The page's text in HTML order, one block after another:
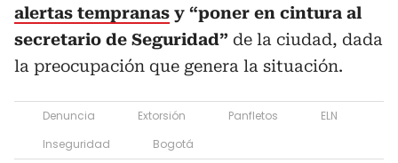
alertas tempranas y “poner en cintura al
secretario de Seguridad” de la ciudad, dada
la preocupación que genera la situación.
Denuncia Extorsión Panfletos
ELN
Inseguridad
Bogotá